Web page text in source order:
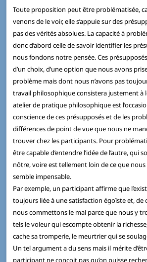
Toute proposition peut être problématisée,
venons de le voir, elle s’appuie sur des
pas des vérités absolues. La capacité à
donc d’abord celle de savoir identifier les
nous fondons notre pensée. Ces
d’un choix, d’une option que nous avons
problème mais dont nous n’avons pas
travail philosophique consistera justement à
atelier de pratique philosophique est
conscience de ces présupposés et de les
différences de point de vue que nous ne
trouver chez les participants. Pour
être capable d’entendre l’idée de l’autre, qui
nôtre, voire est tellement loin de ce que nous
semble impensable.
Par exemple, un participant affirme que
toujours liée à une satisfaction égoïste et, de
nous commettons le mal parce que nous y
tels le voleur qui escompte obtenir la
cache sa tromperie, le meurtrier qui se
Un tel argument a du sens mais il mérite
participant ne conçoit pas qu’on puisse